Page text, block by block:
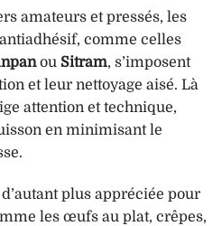
amateurs et pressés, les
comme celles
ou Sitram, s’imposent
et leur nettoyage aisé. Là
attention et technique,
en minimisant le
plus appréciée pour
les œufs au plat, crêpes,